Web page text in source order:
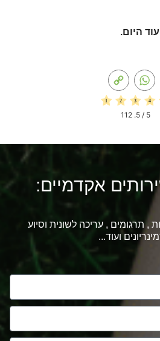
היום.
Facebook
WhatsApp
5
/ 5.
112
אקדמיים:
, תרגומים , עריכה לשונית וסיוע
ועוד...